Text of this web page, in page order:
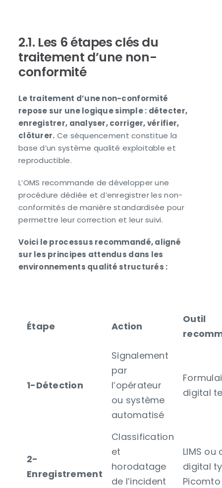
2.1. Les 6 étapes clés du
traitement d’une non-
conformité
Le traitement d’une non-conformité
repose sur une logique simple : détecter,
enregistrer, analyser, corriger, vérifier,
clôturer. Ce séquencement constitue la
base d’un système qualité exploitable et
reproductible.
L’OMS recommande de développer une
procédure dédiée et d’enregistrer les non-
conformités de manière standardisée pour
permettre leur correction et leur suivi.
Voici le processus recommandé, aligné
sur les principes attendus dans les
environnements qualité structurés :
Étape Action
Outil
1-Détection
Signalement
par
l’opérateur
ou système
automatisé
digital
2-
Enregistrement
Classification
et
horodatage
de l’incident
LIMS ou
digital
Picomto